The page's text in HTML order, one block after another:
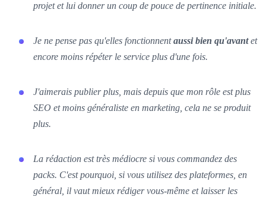
projet et lui donner un coup de pouce de pertinence initiale.
Je ne pense pas qu'elles fonctionnentaussi bien qu'avantet
encore moins répéter le service plus d'une fois.
J'aimerais publier plus, mais depuis que mon rôle est plus
SEO et moins généraliste en marketing, cela ne se produit
plus.
La rédaction est très médiocre si vous commandez des
packs. C'est pourquoi, si vous utilisez des plateformes, en
général, il vaut mieux rédiger vous-même et laisser les